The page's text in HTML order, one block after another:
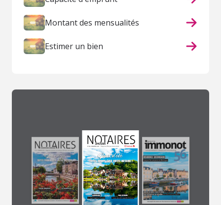
Montant des mensualités
Estimer un bien